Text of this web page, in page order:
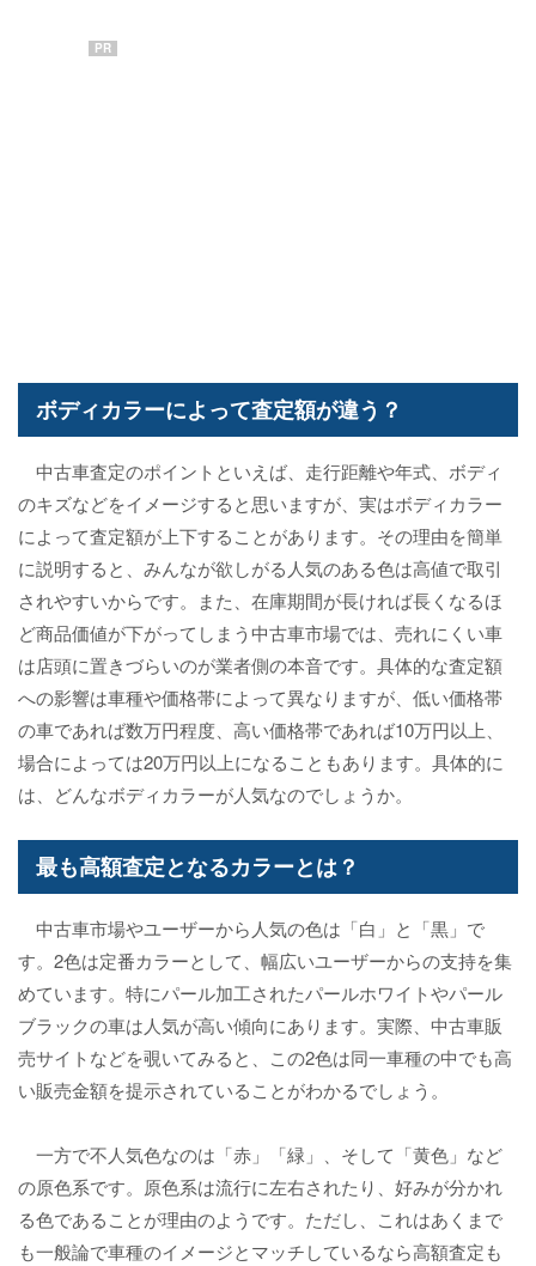
PR
ボディカラーによって査定額が違う？
中古車査定のポイントといえば、走行距離や年式、ボディ
のキズなどをイメージすると思いますが、実はボディカラー
によって査定額が上下することがあります。その理由を簡単
に説明すると、みんなが欲しがる人気のある色は高値で取引
されやすいからです。また、在庫期間が長ければ長くなるほ
ど商品価値が下がってしまう中古車市場では、売れにくい車
は店頭に置きづらいのが業者側の本音です。具体的な査定額
への影響は車種や価格帯によって異なりますが、低い価格帯
の車であれば数万円程度、高い価格帯であれば10万円以上、
場合によっては20万円以上になることもあります。具体的に
は、どんなボディカラーが人気なのでしょうか。
最も高額査定となるカラーとは？
中古車市場やユーザーから人気の色は「白」と「黒」で
す。2色は定番カラーとして、幅広いユーザーからの支持を集
めています。特にパール加工されたパールホワイトやパール
ブラックの車は人気が高い傾向にあります。実際、中古車販
売サイトなどを覗いてみると、この2色は同一車種の中でも高
い販売金額を提示されていることがわかるでしょう。
一方で不人気色なのは「赤」「緑」、そして「黄色」など
の原色系です。原色系は流行に左右されたり、好みが分かれ
る色であることが理由のようです。ただし、これはあくまで
も一般論で車種のイメージとマッチしているなら高額査定も